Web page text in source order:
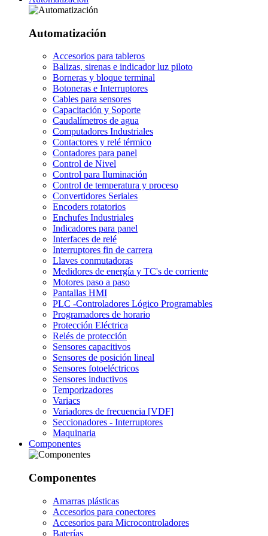
Automatización
Accesorios para tableros
Balizas, sirenas e indicador luz piloto
Borneras y bloque terminal
Botoneras e Interruptores
Cables para sensores
Capacitación y Soporte
Caudalímetros de agua
Computadores Industriales
Contactores y relé térmico
Contadores para panel
Control de Nivel
Control para Iluminación
Control de temperatura y proceso
Convertidores Seriales
Encoders rotatorios
Enchufes Industriales
Indicadores para panel
Interfaces de relé
Interruptores fin de carrera
Llaves conmutadoras
Medidores de energía y TC's de corriente
Motores paso a paso
Pantallas HMI
PLC -Controladores Lógico Programables
Programadores de horario
Protección Eléctrica
Relés de protección
Sensores capacitivos
Sensores de posición lineal
Sensores fotoeléctricos
Sensores inductivos
Temporizadores
Variacs
Variadores de frecuencia [VDF]
Seccionadores - Interruptores
Maquinaria
Componentes
Componentes
Amarras plásticas
Accesorios para conectores
Accesorios para Microcontroladores
Baterías